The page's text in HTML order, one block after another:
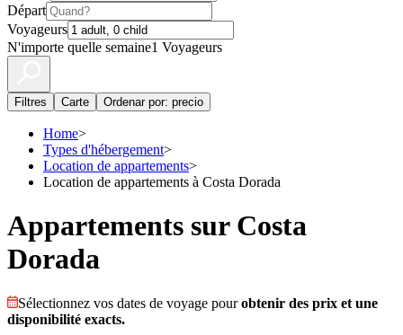
Départ
Voyageurs
N'importe quelle semaine1 Voyageurs
Filtres Carte Ordenar por: precio
Home>
Types d'hébergement>
Location de appartements>
Location de appartements à Costa Dorada
Appartements sur Costa
Dorada
Sélectionnez vos dates de voyage pourobtenir des prix et une
disponibilité exacts.